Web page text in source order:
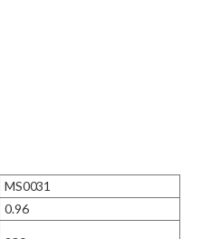
MS0031
0.96